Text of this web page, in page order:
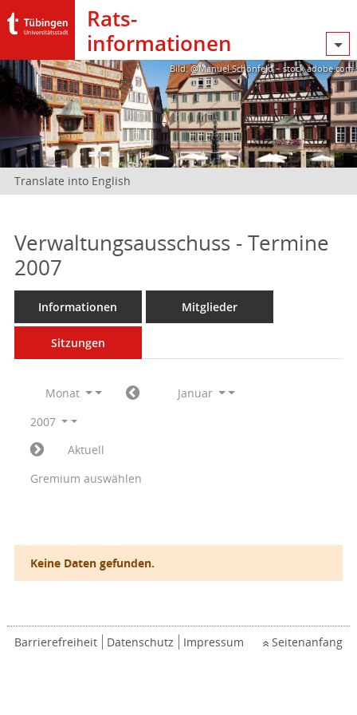
Rats­
informationen
Bild: @Manuel Schönfeld – stock.adobe.com
Translate into English
Verwaltungsausschuss - Termine
2007
Informationen Mitglieder
Sitzungen
Monat
Januar
2007
Aktuell
Gremium auswählen
Keine Daten gefunden.
Barrierefreiheit Datenschutz Impressum Seitenanfang